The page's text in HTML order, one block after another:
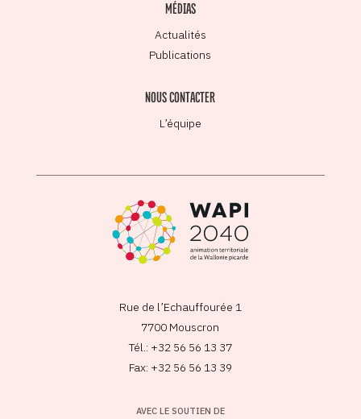
MÉDIAS
Actualités
Publications
NOUS CONTACTER
L’équipe
Rue de l’Echauffourée 1
7700 Mouscron
Tél.: +32 56 56 13 37
Fax: +32 56 56 13 39
AVEC LE SOUTIEN DE